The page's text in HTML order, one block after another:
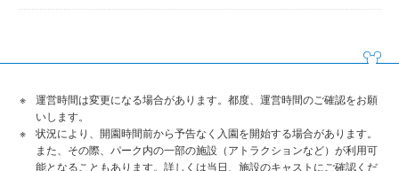
運営時間は変更になる場合があります。都度、運営時間のご確認をお願
いします。
状況により、開園時間前から予告なく入園を開始する場合があります。
また、その際、パーク内の一部の施設（アトラクションなど）が利用可
能となることもあります。詳しくは当日、施設のキャストにご確認くだ